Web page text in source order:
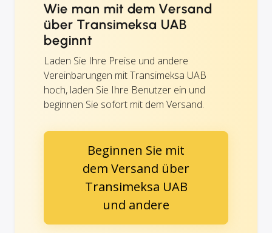
Wie man mit dem Versand
über Transimeksa UAB
beginnt
Laden Sie Ihre Preise und andere
Vereinbarungen mit Transimeksa UAB
hoch, laden Sie Ihre Benutzer ein und
beginnen Sie sofort mit dem Versand.
Beginnen Sie mit
dem Versand über
Transimeksa UAB
und andere